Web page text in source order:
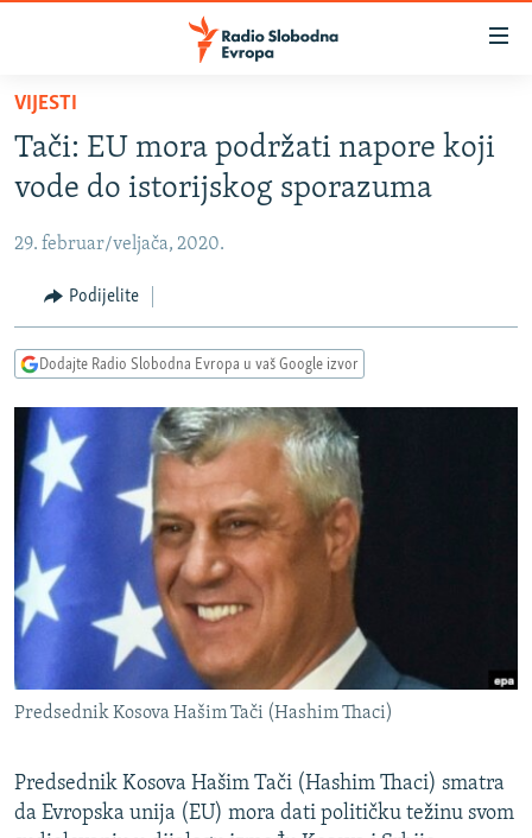
Pređite
glavni
sadržaj
na
navigaciju
Pređite
na
BOSNA I HERCEGOVINA
KOSOVO
CRNA GORA
VIDEO
FOTOGALERIJE
INFOGRAFIKE
PODCASTI
RAT U UKRAJINI
KINA NA BALKANU
RSE PRIČE IZ SVIJETA
ISPRIČAJ MI
DNEVNO@RSE
SPECIJALI RSE
POPLAVE I KLIZIŠTA U BIH 2024.
TV LIBERTY
PRATITE NAS
Sve RFE/RL stranice
VIJESTI
Tači: EU mora podržati napore koji
vode do istorijskog sporazuma
29. februar/veljača, 2020.
Podijelite
Dodajte Radio Slobodna Evropa u vaš Google izvor
Predsednik Kosova Hašim Tači (Hashim Thaci)
Predsednik Kosova Hašim Tači (Hashim Thaci) smatra
da Evropska unija (EU) mora dati političku težinu svom